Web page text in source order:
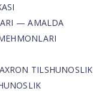
— AMALDA
TILSHUNOSLIK